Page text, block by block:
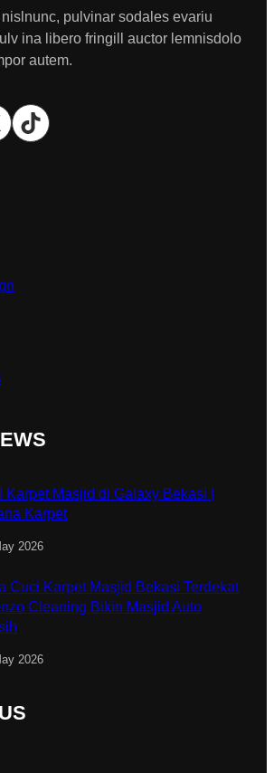
pulvinar sodales evariu
ina libero fringill auctor lemnisdolo
autem.
TikTok
Karpet Masjid di Galaxy Bekasi |
Karpet
2026
Cuci Karpet Masjid Bekasi Terdekat
Cleaning Bikin Masjid Auto
2026